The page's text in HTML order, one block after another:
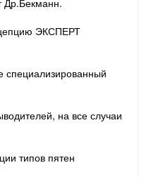
ЭКСПЕРТ
специализированный
на все случаи
типов пятен